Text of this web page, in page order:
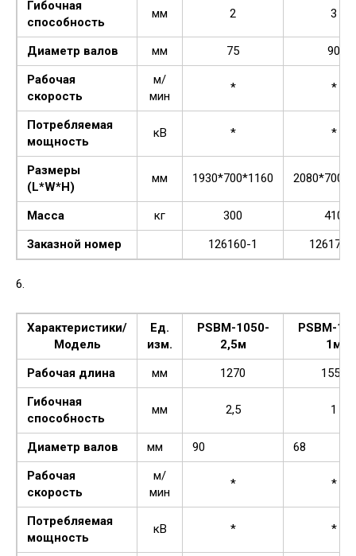
Гибочная
способность
мм 2 3
Диаметр валов мм 75
90
Рабочая
скорость
м/
мин
* *
Потребляемая
мощность
кВ * *
Размеры
(L*W*H)
мм 1930*700*1160
Масса кг 300
410
Заказной номер
126160-1 126170-
6.
Характеристики/
Модель
Ед.
изм.
PSBM-1050-
2,5м
PSBM-
1м
Рабочая длина
мм 1270
1550
Гибочная
способность
мм 2,5 1
Диаметр валов мм 90
68
Рабочая
скорость
м/
мин
* *
Потребляемая
мощность
кВ * *